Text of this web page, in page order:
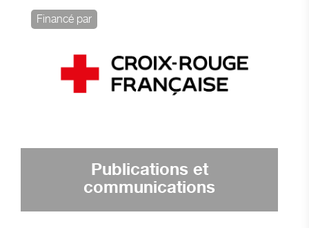
Financé par
Publications et
communications